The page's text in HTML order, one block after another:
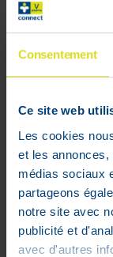
Consentement
Ce site web
Les cookies
et les
médias sociaux
partageons
notre site avec
publicité et
avec d'autres